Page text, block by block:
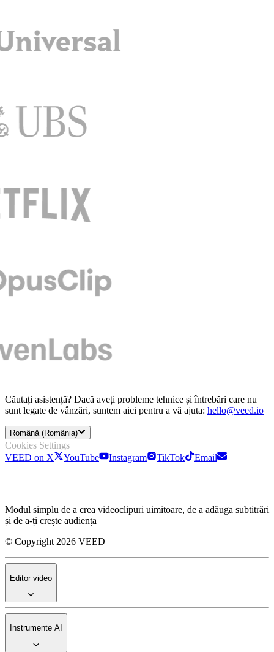
Căutați asistență? Dacă aveți probleme tehnice și întrebări care nu
sunt legate de vânzări, suntem aici pentru a vă ajuta: hello@veed.io
Română (România)
Cookies Settings
VEED on X
YouTube Instagram TikTok Email
Modul simplu de a crea videoclipuri uimitoare, de a adăuga subtitrări
și de a-ți crește audiența
© Copyright 2026 VEED
Editor video
Instrumente AI